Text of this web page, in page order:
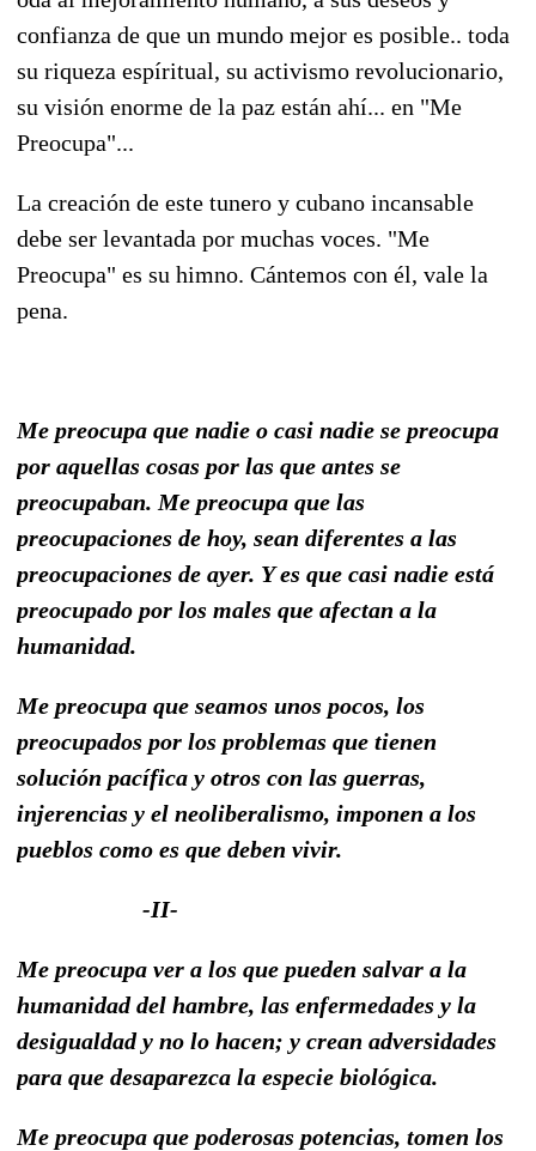
confianza de que un mundo mejor es posible.. toda
su riqueza espíritual, su activismo revolucionario,
su visión enorme de la paz están ahí... en "Me
Preocupa"...
La creación de este tunero y cubano incansable
debe ser levantada por muchas voces. "Me
Preocupa" es su himno. Cántemos con él, vale la
pena.
Me preocupa que nadie o casi nadie se preocupa
por aquellas cosas por las que antes se
preocupaban. Me preocupa que las
preocupaciones de hoy, sean diferentes a las
preocupaciones de ayer. Y es que casi nadie está
preocupado por los males que afectan a la
humanidad.
Me preocupa que seamos unos pocos, los
preocupados por los problemas que tienen
solución pacífica y otros con las guerras,
injerencias y el neoliberalismo, imponen a los
pueblos como es que deben vivir.
-II-
Me preocupa ver a los que pueden salvar a la
humanidad del hambre, las enfermedades y la
desigualdad y no lo hacen; y crean adversidades
para que desaparezca la especie biológica.
Me preocupa que poderosas potencias, tomen los